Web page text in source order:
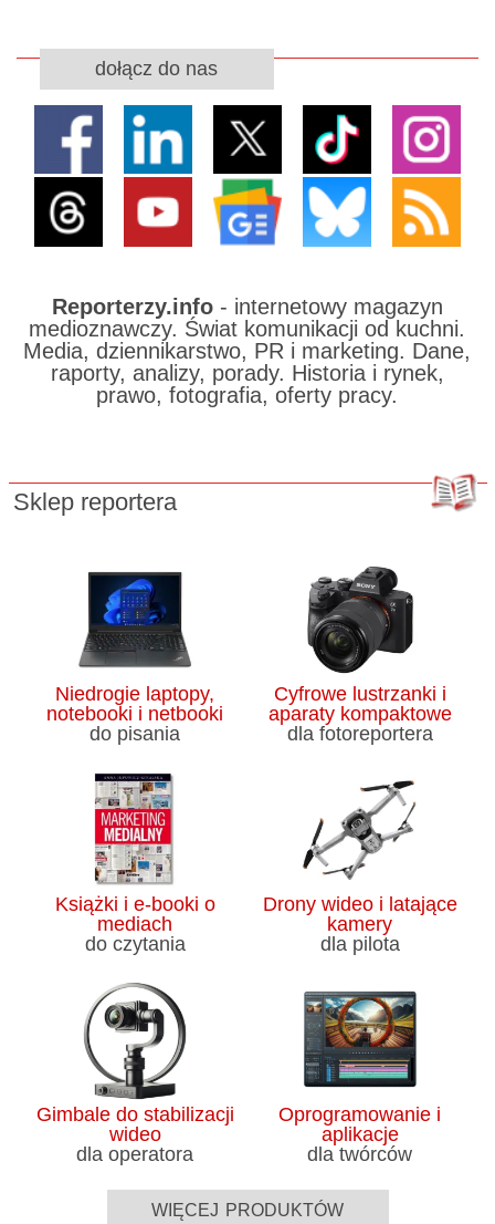
dołącz do nas
Reporterzy.info- internetowy magazyn
medioznawczy. Świat komunikacji od kuchni.
Media, dziennikarstwo, PR i marketing. Dane,
raporty, analizy, porady. Historia i rynek,
prawo, fotografia, oferty pracy.
Sklep reportera
Niedrogie laptopy,
notebooki i netbooki
do pisania
Cyfrowe lustrzanki i
aparaty kompaktowe
dla fotoreportera
Książki i e-booki o
mediach
do czytania
Drony wideo i latające
kamery
dla pilota
Gimbale do stabilizacji
wideo
dla operatora
Oprogramowanie i
aplikacje
dla twórców
więcej produktów